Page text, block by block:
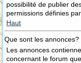
possibilité de publier
permissions définies
Haut
Que sont les annonces?
Les annonces
concernant le forum